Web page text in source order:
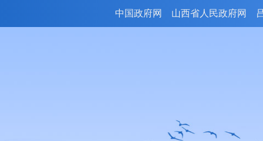
中国政府网 山西省人民政府网